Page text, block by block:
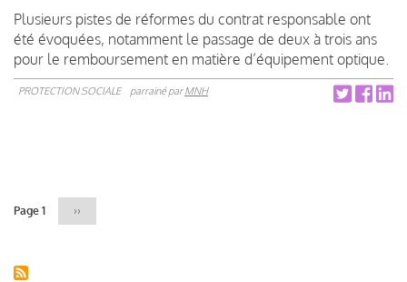
Plusieurs pistes de réformes du contrat responsable ont
été évoquées, notamment le passage de deux à trois ans
pour le remboursement en matière d’équipement optique.
PROTECTION SOCIALE parrainé parMNH
Page 1
Page
››